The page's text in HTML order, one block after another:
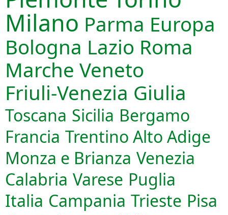
Milano Parma Europa
Bologna Lazio Roma
Marche Veneto
Friuli-Venezia Giulia
Toscana Sicilia Bergamo
Francia Trentino Alto Adige
Monza e Brianza Venezia
Calabria Varese Puglia
Italia Campania Trieste Pisa